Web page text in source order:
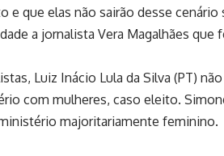
que elas não sairão desse cenário
a jornalista Vera Magalhães que
Luiz Inácio Lula da Silva (PT)
com mulheres, caso eleito.
majoritariamente feminino.